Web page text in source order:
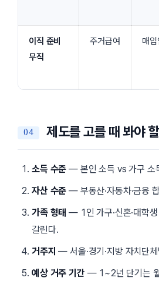
이직 준비
무직
주거급여 매입
제도를 고를 때 봐야
소득 수준 — 본인 소득 vs 가구 소
자산 수준 — 부동산·자동차·금융
가족 형태 — 1인 가구·신혼·대학
갈린다.
거주지 — 서울·경기·지방 자치단
예상 거주 기간 — 1~2년 단기는